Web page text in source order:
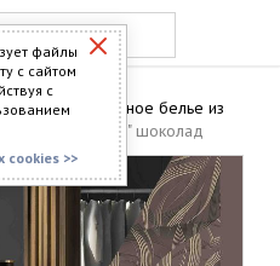
файлы
с сайтом
с
cookies >>
бельё>Постельное белье из
- 230 "Муар" шоколад